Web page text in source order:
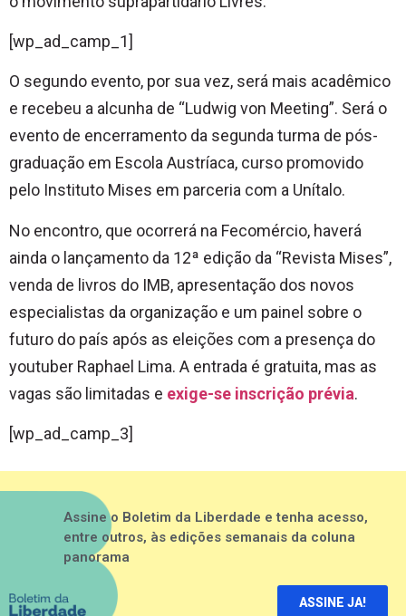
[wp_ad_camp_1]
O segundo evento, por sua vez, será mais acadêmico
e recebeu a alcunha de “Ludwig von Meeting”. Será o
evento de encerramento da segunda turma de pós-
graduação em Escola Austríaca, curso promovido
pelo Instituto Mises em parceria com a Unítalo.
No encontro, que ocorrerá na Fecomércio, haverá
ainda o lançamento da 12ª edição da “Revista Mises”,
venda de livros do IMB, apresentação dos novos
especialistas da organização e um painel sobre o
futuro do país após as eleições com a presença do
youtuber Raphael Lima. A entrada é gratuita, mas as
vagas são limitadas e exige-se inscrição prévia.
[wp_ad_camp_3]
Assine o Boletim da Liberdade e tenha acesso,
entre outros, às edições semanais da coluna
panorama
ASSINE JA!